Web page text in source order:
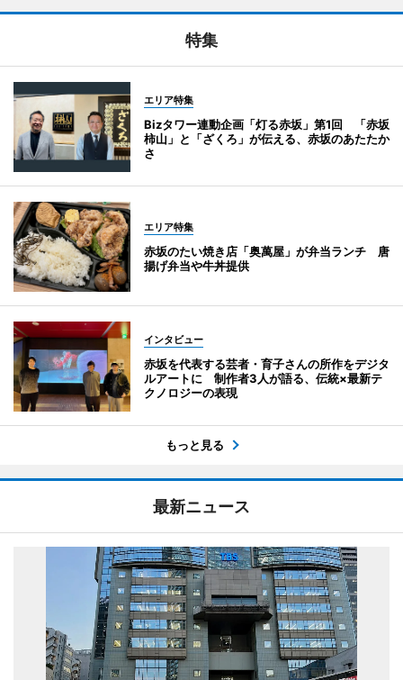
特集
エリア特集
Bizタワー連動企画「灯る赤坂」第1回 「赤坂
柿山」と「ざくろ」が伝える、赤坂のあたたか
さ
エリア特集
赤坂のたい焼き店「奥萬屋」が弁当ランチ 唐
揚げ弁当や牛丼提供
インタビュー
赤坂を代表する芸者・育子さんの所作をデジタ
ルアートに 制作者3人が語る、伝統×最新テ
クノロジーの表現
もっと見る
最新ニュース